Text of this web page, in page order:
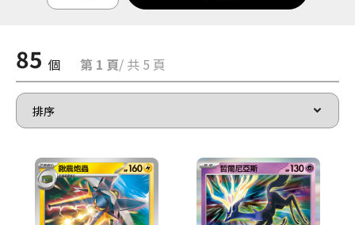
85 個 第 1 頁/ 共 5 頁